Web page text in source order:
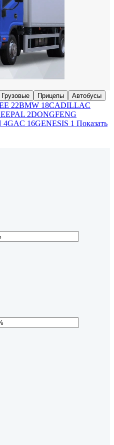
Грузовые Прицепы Автобусы
22BMW 18CADILLAC
2DONGFENG
4GAC 16GENESIS 1 Показать